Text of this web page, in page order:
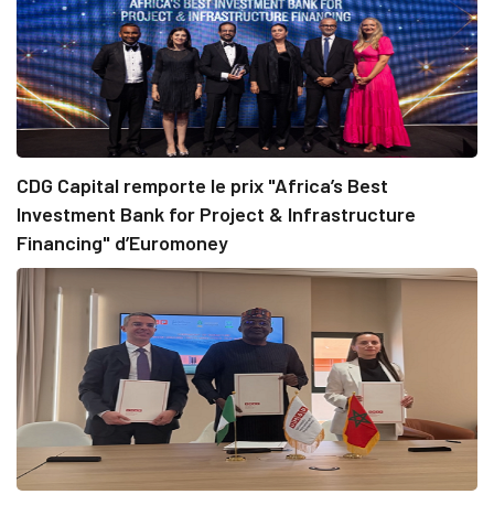
CDG Capital remporte le prix "Africa’s Best
Investment Bank for Project & Infrastructure
Financing" d’Euromoney